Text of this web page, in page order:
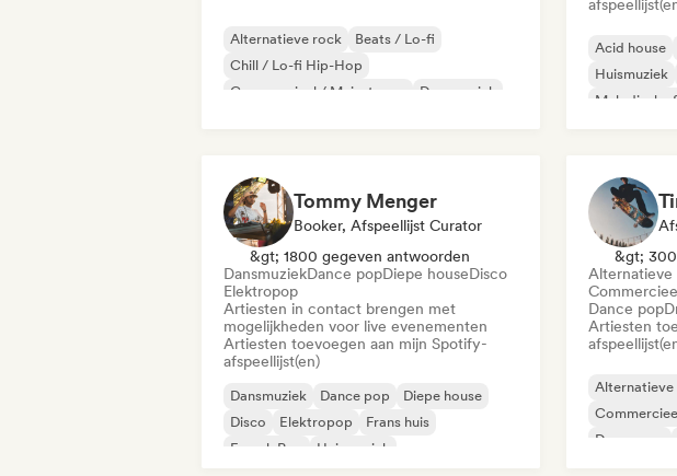
Alternatieve rock
Beats / Lo-fi
Chill / Lo-fi Hip-Hop
Commercieel / Mainstream
Dansmuziek
Acid house
Huismuziek
Melodische
Tommy Menger
Booker, Afspeellijst Curator
&gt; 1800 gegeven antwoorden
DansmuziekDance popDiepe houseDisco
Elektropop
Artiesten in contact brengen met
mogelijkheden voor live evenementen
Artiesten toevoegen aan mijn Spotify-
afspeellijst(en)
Dansmuziek Dance pop
Diepe house
Disco
Elektropop
Frans huis
French Pop
Huismuziek
&gt;
Alternatieve
Dance pop
Artiesten
Dance pop